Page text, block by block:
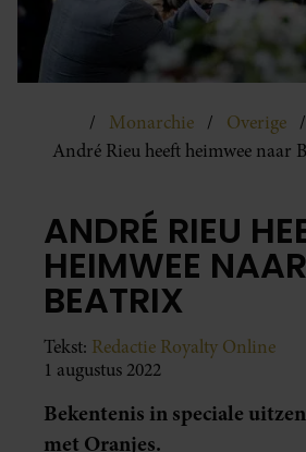
Monarchie
Overige
André Rieu heeft heimwee naar
ANDRÉ RIEU
HEIMWEE NAAR
BEATRIX
Tekst: Redactie Royalty Online
1 augustus 2022
Bekentenis in speciale
met Oranjes.